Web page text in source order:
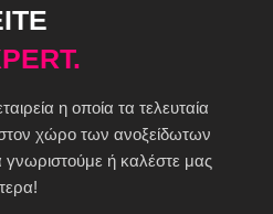
η οποία τα τελευταία
στον χώρο των ανοξείδωτων
ή καλέστε μας